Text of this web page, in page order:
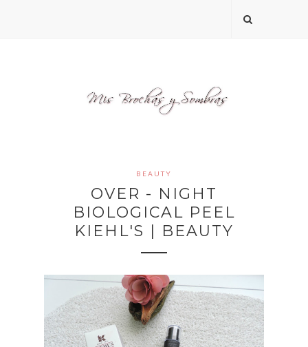
BEAUTY
OVER - NIGHT
BIOLOGICAL PEEL
KIEHL'S | BEAUTY